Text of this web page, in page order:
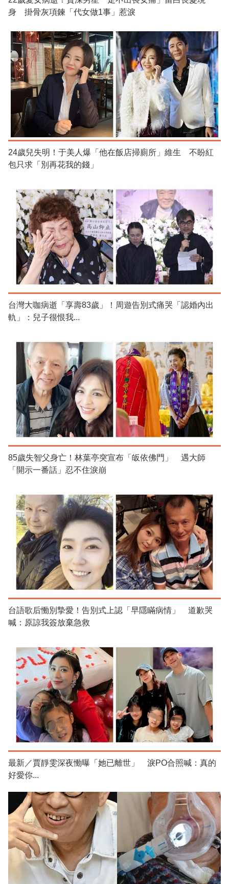
身 掛骨灰項鍊「代女做1事」惹淚
24歲兒失明！于美人爆「他在飯店掃廁所」維生 不盼紅
包只求「別再花我的錢」
台灣大咖病逝「享壽83歲」！周遊告別式痛哭「認婚內出
軌」：兒子很恨我...
85歲失智父身亡！林葉亭突宣布「皈依佛門」 遇大師
「開示一番話」忍不住淚崩
台語歌后慟別摯愛！告別式上認「早隱瞞病情」 道歉哭
喊：原諒我簽放棄急救
最新／賈靜雯深夜慟曝「她已離世」 淚PO合照喊：真的
好愛你...